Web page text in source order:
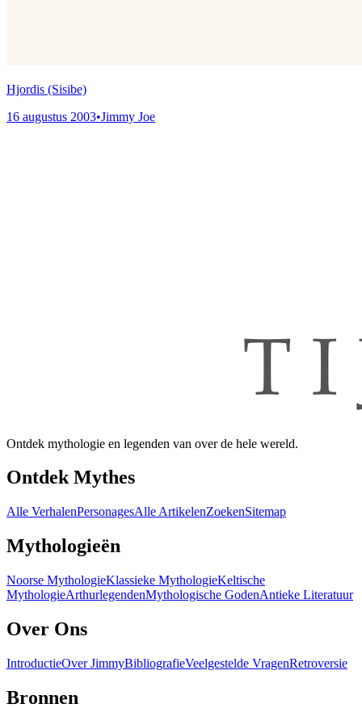
Hjordis (Sisibe)
16 augustus 2003•Jimmy Joe
Ontdek mythologie en legenden van over de hele wereld.
Ontdek Mythes
Alle VerhalenPersonagesAlle ArtikelenZoekenSitemap
Mythologieën
Noorse MythologieKlassieke MythologieKeltische
MythologieArthurlegendenMythologische GodenAntieke Literatuur
Over Ons
IntroductieOver JimmyBibliografieVeelgestelde VragenRetroversie
Bronnen